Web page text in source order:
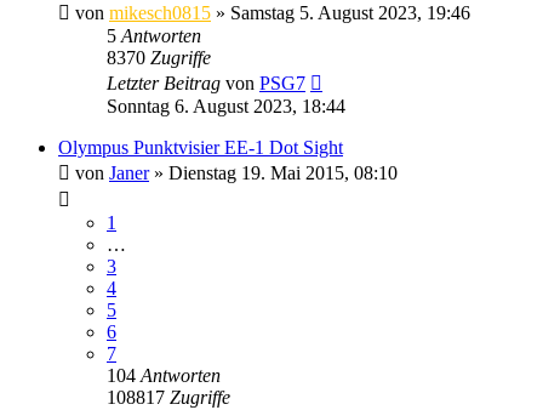
von mikesch0815 » Samstag 5. August 2023, 19:46
5 Antworten
8370 Zugriffe
Letzter Beitrag von PSG7
Sonntag 6. August 2023, 18:44
Olympus Punktvisier EE‑1 Dot Sight
von Janer» Dienstag 19. Mai 2015, 08:10
1
…
3
4
5
6
7
104 Antworten
108817 Zugriffe